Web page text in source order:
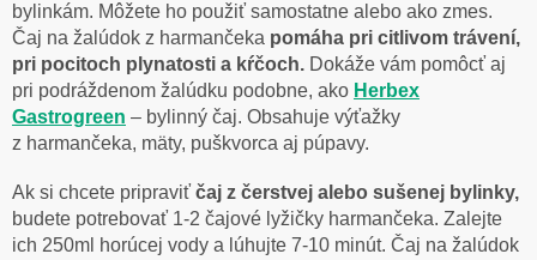
bylinkám. Môžete ho použiť samostatne alebo ako zmes.
Čaj na žalúdok z harmančeka pomáha pri citlivom trávení,
pri pocitoch plynatosti a kŕčoch. Dokáže vám pomôcť aj
pri podráždenom žalúdku podobne, ako Herbex
Gastrogreen – bylinný čaj. Obsahuje výťažky
z harmančeka, mäty, puškvorca aj púpavy.
Ak si chcete pripraviť čaj z čerstvej alebo sušenej bylinky,
budete potrebovať 1-2 čajové lyžičky harmančeka. Zalejte
ich 250ml horúcej vody a lúhujte 7-10 minút. Čaj na žalúdok